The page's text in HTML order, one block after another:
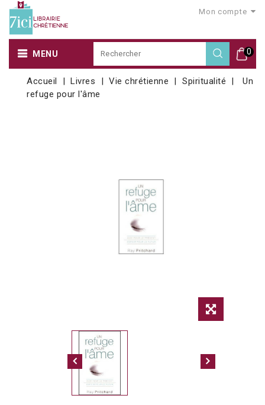
Mon compte
0
MENU
Accueil Livres Vie chrétienne Spiritualité
Un
refuge pour l'âme